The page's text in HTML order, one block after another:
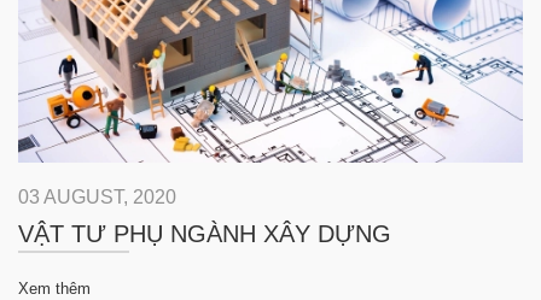
03 AUGUST, 2020
VẬT TƯ PHỤ NGÀNH XÂY DỰNG
Xem thêm